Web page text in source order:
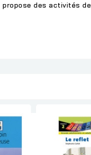
des activités de